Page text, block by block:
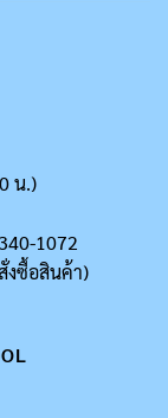
น.)
1072
งซื้อสินค้า)